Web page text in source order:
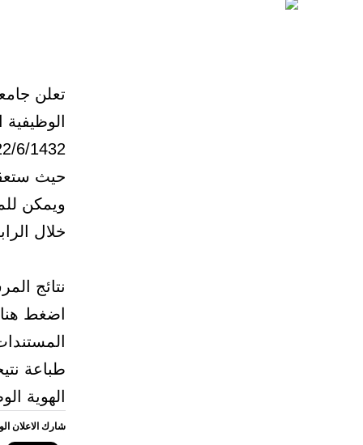
تعلن
22/6/
حيث ستعقد
ويمكن
خلال
نتائج
اضغط هنا
طباعة
الهوية
شارك الاعلان